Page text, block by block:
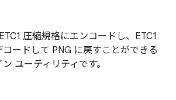
圧縮規格にエンコードし、ETC1
ードして PNG に戻すことができる
ユーティリティです。